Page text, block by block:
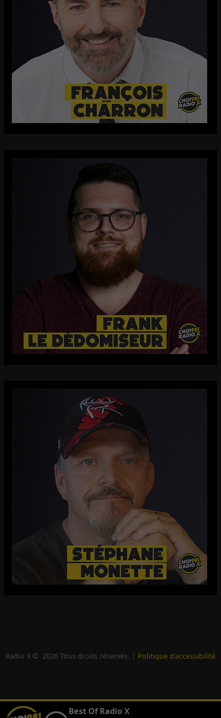
Radio X © 2026 Tous droits réservés. | Politique d'accessibilité
Best Of Radio X